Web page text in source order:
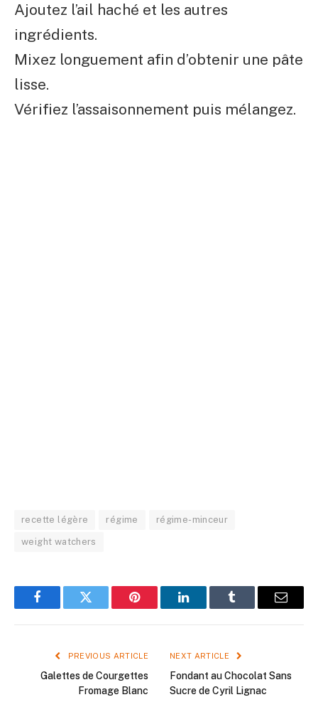
Ajoutez l’ail haché et les autres
ingrédients.
Mixez longuement afin d’obtenir une pâte
lisse.
Vérifiez l’assaisonnement puis mélangez.
recette légère régime régime-minceur
weight watchers
FacebookTwitter Pinterest LinkedInTumblr Email
PREVIOUS ARTICLE
Galettes de Courgettes
Fromage Blanc
NEXT ARTICLE
Fondant au Chocolat Sans
Sucre de Cyril Lignac